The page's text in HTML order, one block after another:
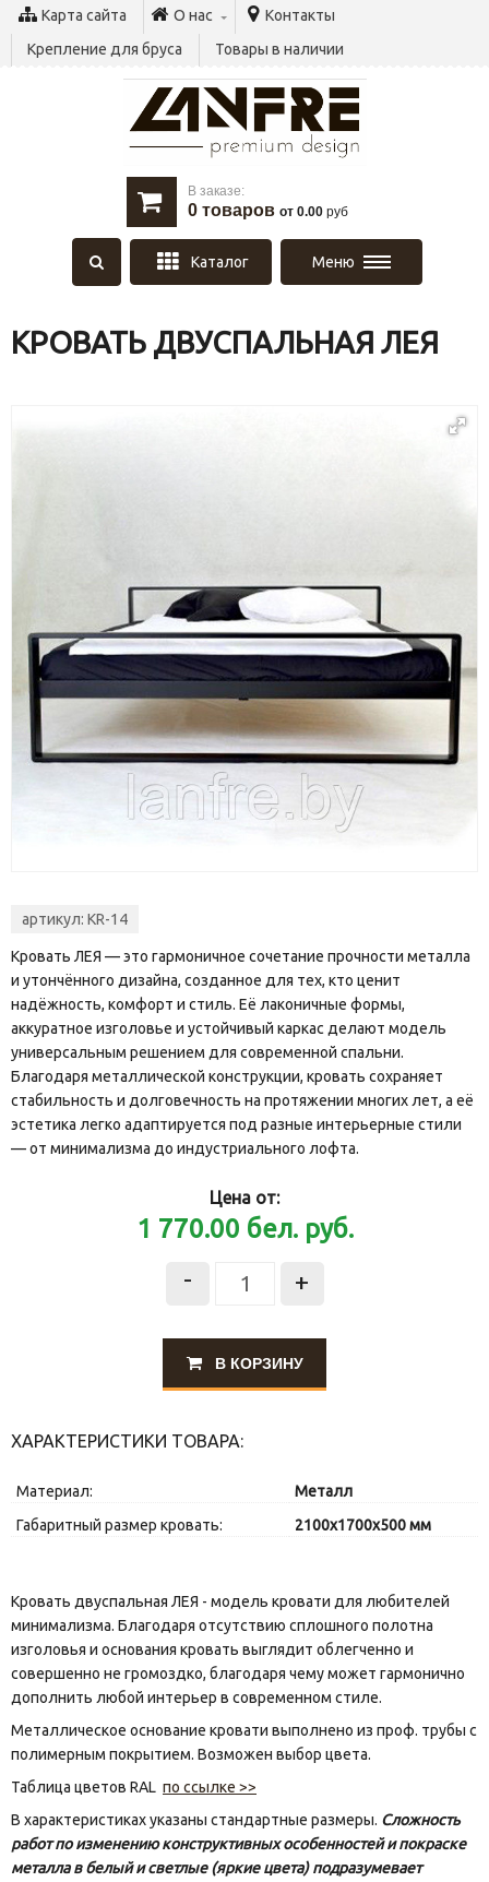
Карта сайта О нас
Контакты
Крепление для бруса
Товары в наличии
В заказе:
0 товаров от 0.00 руб
Каталог Меню
КРОВАТЬ ДВУСПАЛЬНАЯ ЛЕЯ
артикул: KR-14
Кровать ЛЕЯ — это гармоничное сочетание прочности металла
и утончённого дизайна, созданное для тех, кто ценит
надёжность, комфорт и стиль. Её лаконичные формы,
аккуратное изголовье и устойчивый каркас делают модель
универсальным решением для современной спальни.
Благодаря металлической конструкции, кровать сохраняет
стабильность и долговечность на протяжении многих лет, а её
эстетика легко адаптируется под разные интерьерные стили
— от минимализма до индустриального лофта.
Цена от:
1 770.00 бел. руб.
- +
В КОРЗИНУ
ХАРАКТЕРИСТИКИ ТОВАРА:
Материал:
Металл
Габаритный размер кровать:
2100х1700х500 мм
Кровать двуспальная ЛЕЯ - модель кровати для любителей
минимализма. Благодаря отсутствию сплошного полотна
изголовья и основания кровать выглядит облегченно и
совершенно не громоздко, благодаря чему может гармонично
дополнить любой интерьер в современном стиле.
Металлическое основание кровати выполнено из проф. трубы с
полимерным покрытием. Возможен выбор цвета.
Таблица цветов RAL по ссылке >>
В характеристиках указаны стандартные размеры. Сложность
работ по изменению конструктивных особенностей и покраске
металла в белый и светлые (яркие цвета) подразумевает